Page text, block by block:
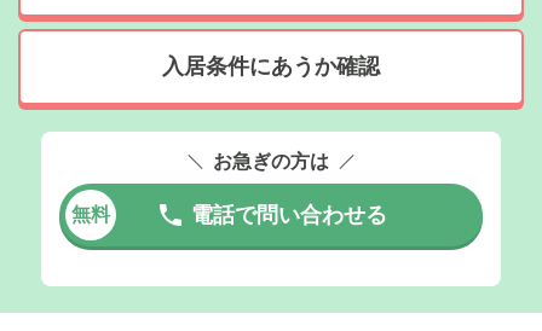
入居条件にあうか確認
お急ぎの方は
無料 電話で問い合わせる